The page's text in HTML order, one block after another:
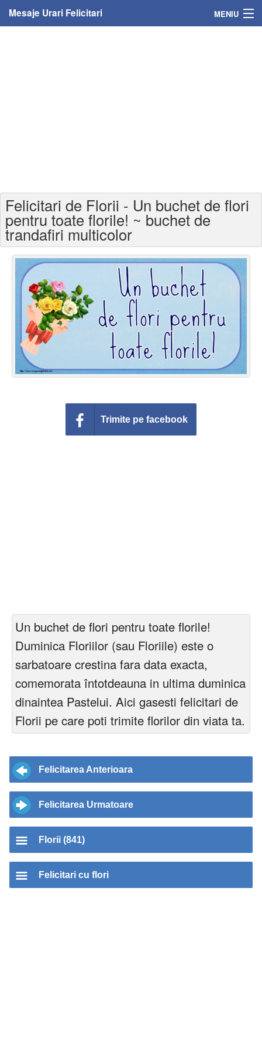
Mesaje Urari Felicitari MENIU
Felicitari varsta
Felicitari zilele anului
Felicitari zile saptamana
Felicitari muzicale
Felicitari muzicale personalizate
Felicitari animate
Invitatii personalizate
Felicitari de Florii - Un buchet de flori
pentru toate florile! ~ buchet de
trandafiri multicolor
Trimite pe facebook
Un buchet de flori pentru toate florile!
Duminica Floriilor (sau Floriile) este o
sarbatoare crestina fara data exacta,
comemorata întotdeauna in ultima duminica
dinaintea Pastelui. Aici gasesti felicitari de
Florii pe care poti trimite florilor din viata ta.
Felicitarea Anterioara
Felicitarea Urmatoare
Florii (841)
Felicitari cu flori